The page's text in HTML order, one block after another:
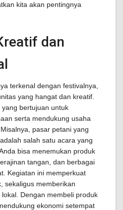
kita akan pentingnya
dan
terkenal dengan festivalnya,
yang hangat dan kreatif.
bertujuan untuk
serta mendukung usaha
pasar petani yang
salah satu acara yang
bisa menemukan produk
tangan, dan berbagai
Kegiatan ini memperkuat
sekaligus memberikan
Dengan membeli produk
ekonomi setempat